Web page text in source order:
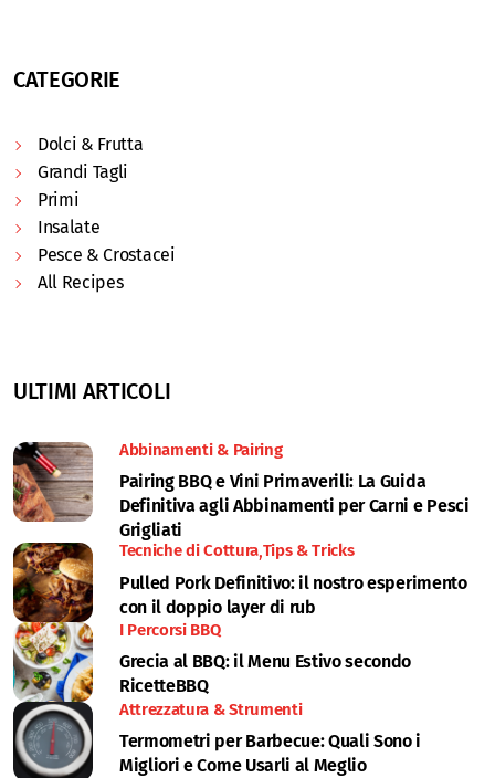
CATEGORIE
Dolci & Frutta
Grandi Tagli
Primi
Insalate
Pesce & Crostacei
All Recipes
ULTIMI ARTICOLI
Abbinamenti & Pairing
Pairing BBQ e Vini Primaverili: La Guida
Definitiva agli Abbinamenti per Carni e Pesci
Grigliati
Tecniche di Cottura Tips & Tricks
Pulled Pork Definitivo: il nostro esperimento
con il doppio layer di rub
I Percorsi BBQ
Grecia al BBQ: il Menu Estivo secondo
RicetteBBQ
Attrezzatura & Strumenti
Termometri per Barbecue: Quali Sono i
Migliori e Come Usarli al Meglio